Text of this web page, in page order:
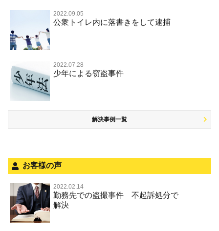
事件のことを秘密にしたい
被害届・告訴・告発されたら
公務執行妨害罪
逮捕・監禁
暴行・傷害
略取・誘拐・人身売買
不同意わいせつ（旧 強制わいせつ，準強制わいせつ）
公然わいせつ罪，わいせつ物頒布等罪，淫行勧誘罪
児童ポルノ リベンジポルノ
盗撮，のぞき行為
窃盗罪
恐喝
盗品売買・譲り受け等
覚せい剤
危険ドラッグ
大麻
麻薬及び向精神薬
交通違反・交通事故 TOP
交通事故 交通違反と刑事事件
自転車事故
人身事故・死亡事故
無免許運転
その他 TOP
児童虐待・保護責任者遺棄
住居侵入等
銃刀法違反
ストーカー事件
不正競争防止法
風営法・風適法違反
文書偽造・偽造文書行使
著作権法違反・商標法違反
司法取引・刑事免責
取調べの注意点
少年事件の手続と特色
少年事件の処分
被害届・告訴・告発の不安や悩み
面会・差し入れ
2022.09.05
公衆トイレ内に落書きをして逮捕
2022.07.28
少年による窃盗事件
解決事例一覧
お客様の声
2022.02.14
勤務先での盗撮事件 不起訴処分で
解決